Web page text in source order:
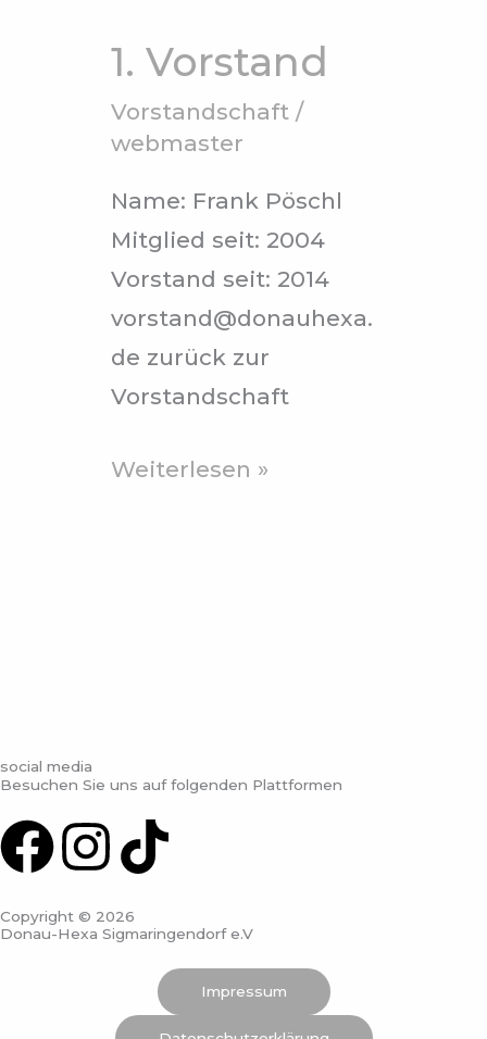
1. Vorstand
Vorstandschaft/
webmaster
Name: Frank Pöschl
Mitglied seit: 2004
Vorstand seit: 2014
vorstand@donauhexa.
de zurück zur
Vorstandschaft
Weiterlesen »
social media
Besuchen Sie uns auf folgenden Plattformen
F
a
c
I
n
s
T
k
t
Copyright © 2026
Donau-Hexa Sigmaringendorf e.V
Impressum